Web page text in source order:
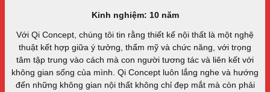
Kinh nghiệm: 10 năm
Với Qi Concept, chúng tôi tin rằng thiết kế nội thất là một nghệ
thuật kết hợp giữa ý tưởng, thẩm mỹ và chức năng, với trọng
tâm tập trung vào cách mà con người tương tác và liên kết với
không gian sống của mình. Qi Concept luôn lắng nghe và hướng
đến những không gian nội thất không chỉ đẹp mắt mà còn phải